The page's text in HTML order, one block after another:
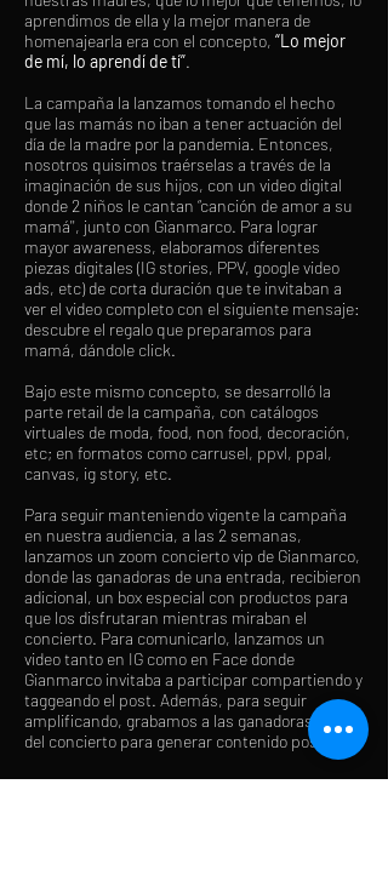
aprendimos de ella y la mejor manera de
homenajearla era con el concepto, “Lo mejor
de mí, lo aprendí de tí”.
La campaña la lanzamos tomando el hecho
que las mamás no iban a tener actuación del
día de la madre por la pandemia. Entonces,
nosotros quisimos traérselas a través de la
imaginación de sus hijos, con un video digital
donde 2 niños le cantan “canción de amor a su
mamá'', junto con Gianmarco. Para lograr
mayor awareness, elaboramos diferentes
piezas digitales (IG stories, PPV, google video
ads, etc) de corta duración que te invitaban a
ver el video completo con el siguiente mensaje:
descubre el regalo que preparamos para
mamá, dándole click.
Bajo este mismo concepto, se desarrolló la
parte retail de la campaña, con catálogos
virtuales de moda, food, non food, decoración,
etc; en formatos como carrusel, ppvl, ppal,
canvas, ig story, etc.
Para seguir manteniendo vigente la campaña
en nuestra audiencia, a las 2 semanas,
lanzamos un zoom concierto vip de Gianmarco,
donde las ganadoras de una entrada, recibieron
adicional, un box especial con productos para
que los disfrutaran mientras miraban el
concierto. Para comunicarlo, lanzamos un
video tanto en IG como en Face donde
Gianmarco invitaba a participar compartiendo y
taggeando el post. Además, para seguir
amplificando, grabamos a las ganadoras el día
del concierto para generar contenido posterior.